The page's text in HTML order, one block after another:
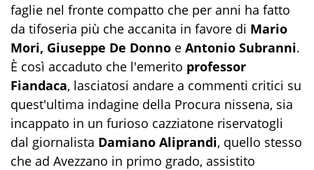
faglie nel fronte compatto che per anni ha fatto
da tifoseria più che accanita in favore di Mario
Mori, Giuseppe De Donno e Antonio Subranni.
È così accaduto che l'emerito professor
Fiandaca, lasciatosi andare a commenti critici su
quest'ultima indagine della Procura nissena, sia
incappato in un furioso cazziatone riservatogli
dal giornalista Damiano Aliprandi, quello stesso
che ad Avezzano in primo grado, assistito